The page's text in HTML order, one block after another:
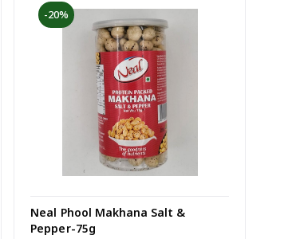
-20%
Neal Phool Makhana Salt &
Pepper-75g